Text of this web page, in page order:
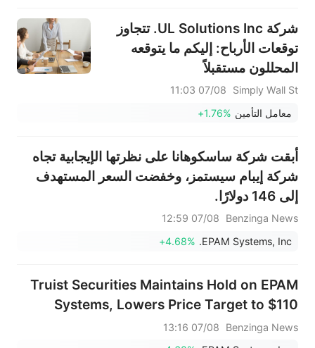
شركة UL Solutions Inc. تتجاوز
توقعات الأرباح: إليكم ما يتوقعه
المحللون مستقبلاً
Simply Wall St
07/08 11:03
معامل التأمين +1.76%
أبقت شركة ساسكوهانا على نظرتها الإيجابية تجاه
شركة إيبام سيستمز، وخفضت السعر المستهدف
إلى 146 دولارًا.
Benzinga News
07/08 12:59
EPAM Systems, Inc.
+4.68%
Truist Securities Maintains Hold on EPAM
Systems, Lowers Price Target to $110
Benzinga News
07/08 13:16